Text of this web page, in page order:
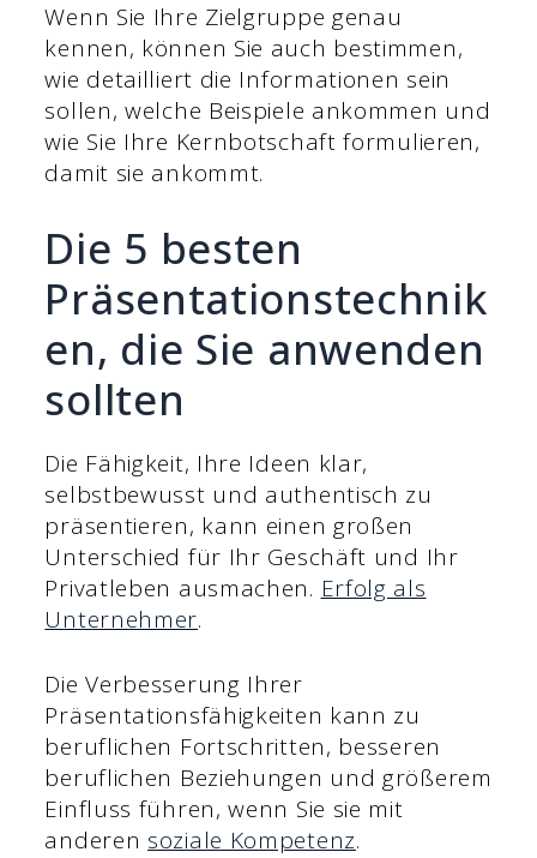
Wenn Sie Ihre Zielgruppe genau
kennen, können Sie auch bestimmen,
wie detailliert die Informationen sein
sollen, welche Beispiele ankommen und
wie Sie Ihre Kernbotschaft formulieren,
damit sie ankommt.
Die 5 besten
Präsentationstechnik
en, die Sie anwenden
sollten
Die Fähigkeit, Ihre Ideen klar,
selbstbewusst und authentisch zu
präsentieren, kann einen großen
Unterschied für Ihr Geschäft und Ihr
Privatleben ausmachen. Erfolg als
Unternehmer.
Die Verbesserung Ihrer
Präsentationsfähigkeiten kann zu
beruflichen Fortschritten, besseren
beruflichen Beziehungen und größerem
Einfluss führen, wenn Sie sie mit
anderen soziale Kompetenz.